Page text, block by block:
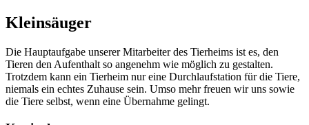
Kleinsäuger
Die Hauptaufgabe unserer Mitarbeiter des Tierheims ist es, den
Tieren den Aufenthalt so angenehm wie möglich zu gestalten.
Trotzdem kann ein Tierheim nur eine Durchlaufstation für die Tiere,
niemals ein echtes Zuhause sein. Umso mehr freuen wir uns sowie
die Tiere selbst, wenn eine Übernahme gelingt.